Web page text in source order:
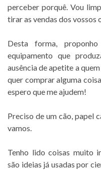
perceber porquê. Vou
tirar as vendas dos vossos
Desta forma,
equipamento que
ausência de apetite a
quer comprar alguma
espero que me ajudem!
Preciso de um cão, papel
vamos.
Tenho lido coisas muito
são ideias já usadas por